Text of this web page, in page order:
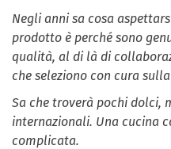
Negli anni sa cosa
prodotto è perché sono
qualità, al di là di
che seleziono con cura
Sa che troverà pochi dolci,
internazionali. Una cucina
complicata.